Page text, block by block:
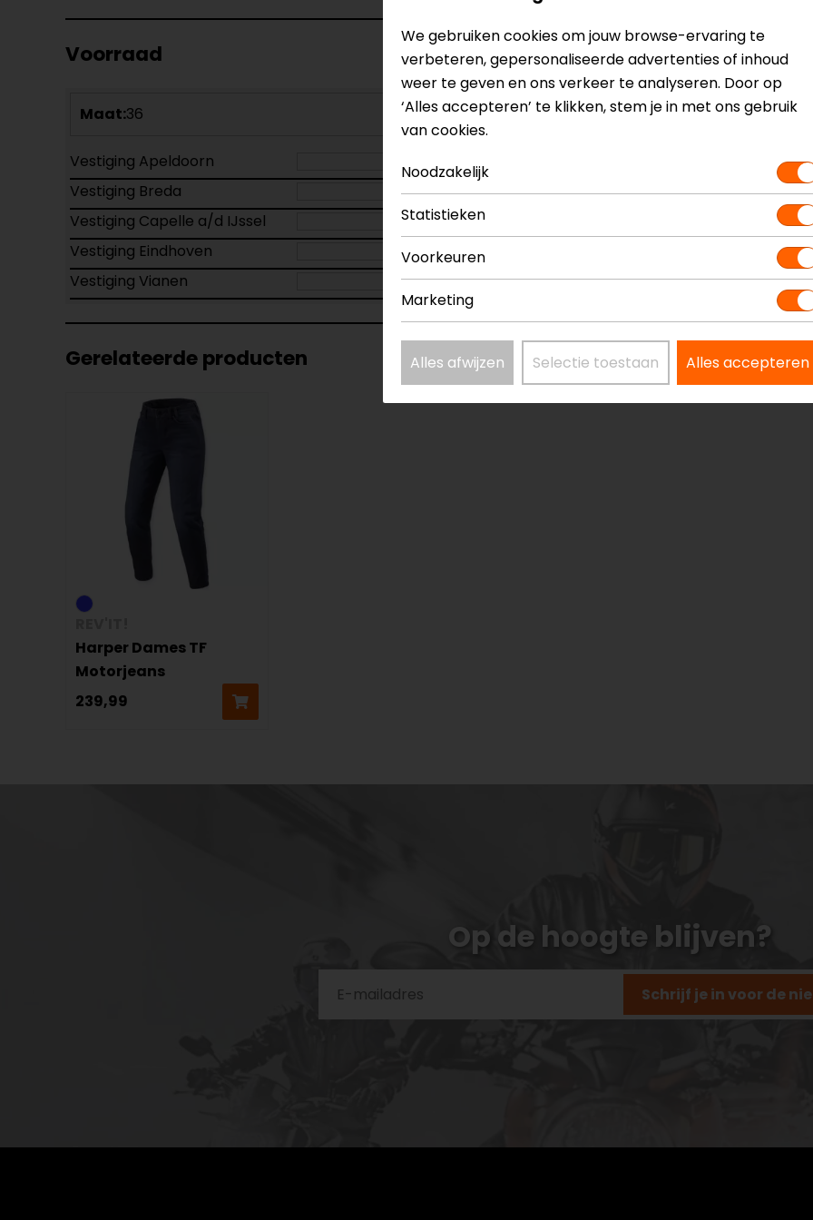
Voorraad
Maat:36
Vestiging Apeldoorn
Vestiging Breda
Vestiging Capelle a/d IJssel
Vestiging Eindhoven
Vestiging Vianen
Gerelateerde producten
Harper Dames TF
Motorjeans
239,99
Op de hoogte blijven?
Schrijf je in voor de
We gebruiken cookies om jouw browse-ervaring te
verbeteren, gepersonaliseerde advertenties of inhoud
weer te geven en ons verkeer te analyseren. Door op
‘Alles accepteren’ te klikken, stem je in met ons gebruik
van cookies.
Noodzakelijk
Statistieken
Voorkeuren
Marketing
Alles afwijzen Selectie toestaan Alles accepteren